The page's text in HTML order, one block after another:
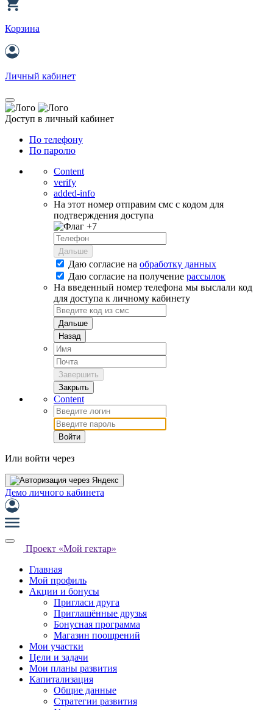
Корзина
Личный кабинет
Доступ в личный кабинет
По телефону
По паролю
Content
verify
added-info
На этот номер отправим смс с кодом для
подтверждения доступа
+7
Дальше
Даю согласие на обработку данных
Даю согласие на получение рассылок
На введенный номер телефона мы выслали код
для доступа к личному кабинету
Дальше
Назад
Завершить
Закрыть
Content
Войти
Или войти через
Демо личного кабинета
Проект «Мой гектар»
Главная
Мой профиль
Акции и бонусы
Пригласи друга
Приглашённые друзья
Бонусная программа
Магазин поощрений
Мои участки
Цели и задачи
Мои планы развития
Капитализация
Общие данные
Стратегии развития